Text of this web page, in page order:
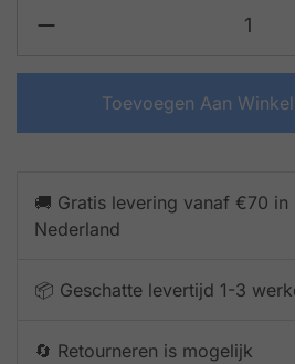
Toevoegen Aan
🚚 Gratis levering vanaf €70 in
Nederland
📦 Geschatte levertijd 1-3
🔄 Retourneren is mogelijk